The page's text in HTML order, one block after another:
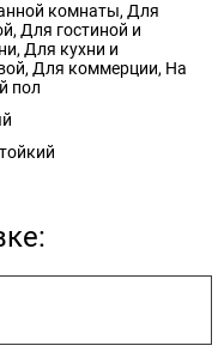
комнаты, Для
Для гостиной и
Для кухни и
Для коммерции, На
пол